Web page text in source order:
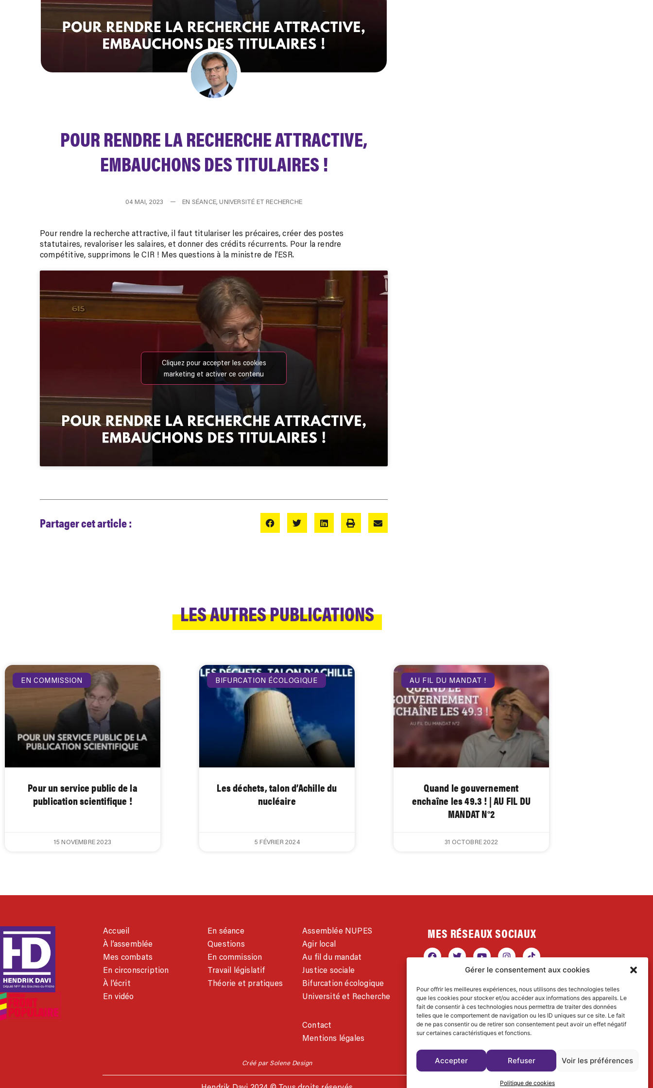
Gérer le consentement aux cookies
Pour offrir les meilleures expériences, nous utilisons des technologies telles
que les cookies pour stocker et/ou accéder aux informations des appareils. Le
fait de consentir à ces technologies nous permettra de traiter des données
telles que le comportement de navigation ou les ID uniques sur ce site. Le fait
de ne pas consentir ou de retirer son consentement peut avoir un effet négatif
sur certaines caractéristiques et fonctions.
Accepter Refuser Voir les préférences
Politique de cookies
POUR RENDRE LA RECHERCHE ATTRACTIVE,
EMBAUCHONS DES TITULAIRES !
04 MAI, 2023 EN SÉANCE,UNIVERSITÉ ET RECHERCHE
Pour rendre la recherche attractive, il faut titulariser les précaires, créer des postes
statutaires, revaloriser les salaires, et donner des crédits récurrents. Pour la rendre
compétitive, supprimons le CIR ! Mes questions à la ministre de l’ESR.
Cliquez pour accepter les cookies
marketing et activer ce contenu
Partager cet article :
LES AUTRES PUBLICATIONS
EN COMMISSION
Pour un service public de la
publication scientifique !
15 NOVEMBRE 2023
BIFURCATION ÉCOLOGIQUE
Les déchets, talon d’Achille du
nucléaire
5 FÉVRIER 2024
AU FIL DU MANDAT !
Quand le gouvernement
enchaîne les 49.3 ! | AU FIL DU
MANDAT N°2
31 OCTOBRE 2022
Accueil
À l’assemblée
Mes combats
En circonscription
À l’écrit
En vidéo
En séance
Questions
En commission
Travail législatif
Théorie et pratiques
Assemblée NUPES
Agir local
Au fil du mandat
Justice sociale
Bifurcation écologique
Université et Recherche
Contact
Mentions légales
MES RÉSEAUX SOCIAUX
RETROUVEZ MES
ACTIVITÉS SCIENTIFIQUES
www.dialectical-ecologist.fr
Créé par Solene Design